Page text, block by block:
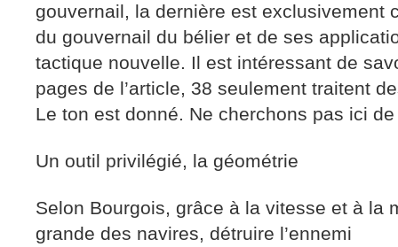
gouvernail, la dernière est exclusivement
du gouvernail du bélier et de ses
tactique nouvelle. Il est intéressant de
pages de l’article, 38 seulement traitent
Le ton est donné. Ne cherchons pas ici
Un outil privilégié, la géométrie
Selon Bourgois, grâce à la vitesse et à la
grande des navires, détruire l’ennemi